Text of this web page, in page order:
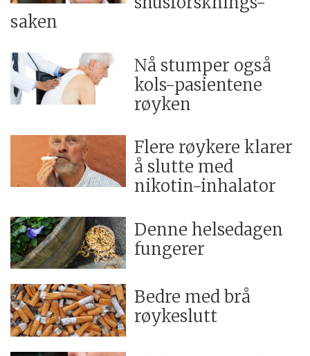
saken
Nå stumper også
kols-pasientene
røyken
Flere røykere klarer
å slutte med
nikotin-inhalator
Denne helsedagen
fungerer
Bedre med brå
røykeslutt